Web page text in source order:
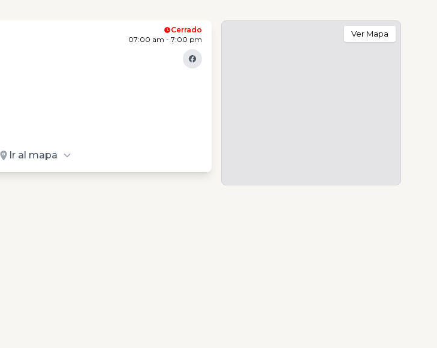
Ir al mapa
Cerrado
07:00 am - 7:00 pm
Ver Mapa